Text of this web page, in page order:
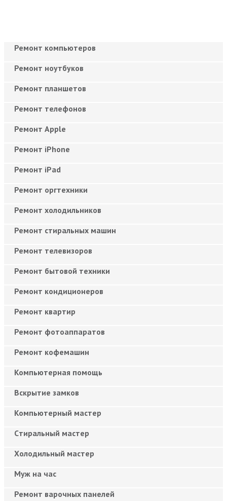
Ремонт компьютеров
Ремонт ноутбуков
Ремонт планшетов
Ремонт телефонов
Ремонт Apple
Ремонт iPhone
Ремонт iPad
Ремонт оргтехники
Ремонт холодильников
Ремонт стиральных машин
Ремонт телевизоров
Ремонт бытовой техники
Ремонт кондиционеров
Ремонт квартир
Ремонт фотоаппаратов
Ремонт кофемашин
Компьютерная помощь
Вскрытие замков
Компьютерный мастер
Cтиральный мастер
Холодильный мастер
Муж на час
Ремонт варочных панелей